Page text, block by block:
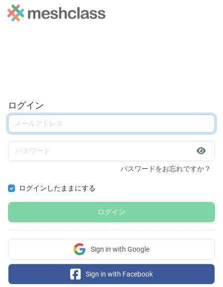
ログイン
パスワードをお忘れですか？
ログインしたままにする
ログイン
Sign in with Google
Sign in with Facebook